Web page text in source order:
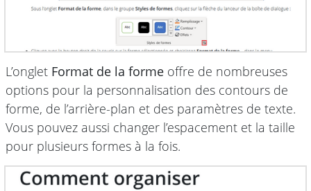
L’onglet Format de la forme offre de nombreuses
options pour la personnalisation des contours de
forme, de l’arrière-plan et des paramètres de texte.
Vous pouvez aussi changer l’espacement et la taille
pour plusieurs formes à la fois.